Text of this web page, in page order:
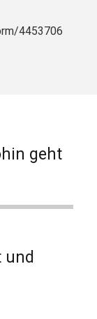
4453706
geht
und